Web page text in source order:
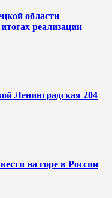
области
реализации
Ленинградская 204
на горе в России